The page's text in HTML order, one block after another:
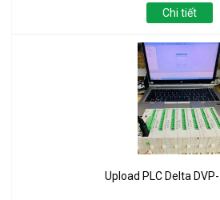
Chi tiết
Upload PLC Delta